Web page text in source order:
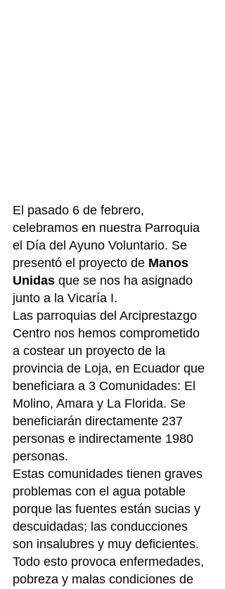
El pasado 6 de febrero,
celebramos en nuestra Parroquia
el Día del Ayuno Voluntario. Se
presentó el proyecto de Manos
Unidas que se nos ha asignado
junto a la Vicaría I.
Las parroquias del Arciprestazgo
Centro nos hemos comprometido
a costear un proyecto de la
provincia de Loja, en Ecuador que
beneficiara a 3 Comunidades: El
Molino, Amara y La Florida. Se
beneficiarán directamente 237
personas e indirectamente 1980
personas.
Estas comunidades tienen graves
problemas con el agua potable
porque las fuentes están sucias y
descuidadas; las conducciones
son insalubres y muy deficientes.
Todo esto provoca enfermedades,
pobreza y malas condiciones de